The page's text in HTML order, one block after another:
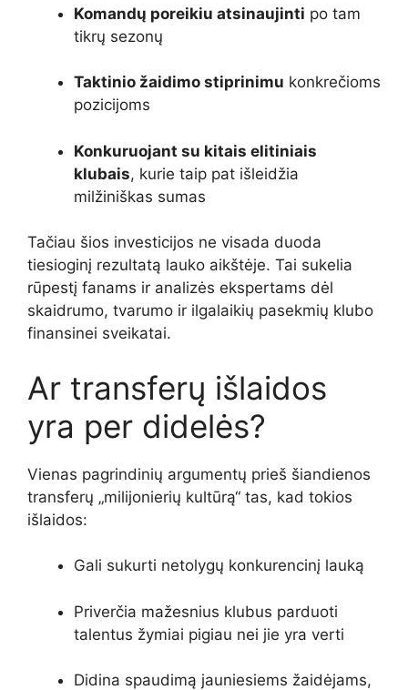
Komandų poreikiu atsinaujinti po tam
tikrų sezonų
Taktinio žaidimo stiprinimu konkrečioms
pozicijoms
Konkuruojant su kitais elitiniais
klubais, kurie taip pat išleidžia
milžiniškas sumas
Tačiau šios investicijos ne visada duoda
tiesioginį rezultatą lauko aikštėje. Tai sukelia
rūpestį fanams ir analizės ekspertams dėl
skaidrumo, tvarumo ir ilgalaikių pasekmių klubo
finansinei sveikatai.
Ar transferų išlaidos
yra per didelės?
Vienas pagrindinių argumentų prieš šiandienos
transferų „milijonierių kultūrą“ tas, kad tokios
išlaidos:
Gali sukurti netolygų konkurencinį lauką
Priverčia mažesnius klubus parduoti
talentus žymiai pigiau nei jie yra verti
Didina spaudimą jauniesiems žaidėjams,